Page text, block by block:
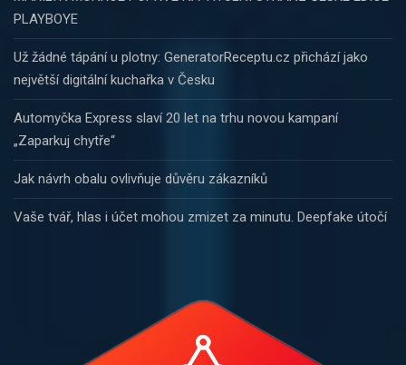
PLAYBOYE
Už žádné tápání u plotny: GeneratorReceptu.cz přichází jako
největší digitální kuchařka v Česku
Automyčka Express slaví 20 let na trhu novou kampaní
„Zaparkuj chytře“
Jak návrh obalu ovlivňuje důvěru zákazníků
Vaše tvář, hlas i účet mohou zmizet za minutu. Deepfake útočí